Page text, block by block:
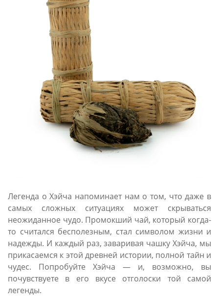
Легенда о Хэйча напоминает нам о том, что даже в
самых сложных ситуациях может скрываться
неожиданное чудо. Промокший чай, который когда-
то считался бесполезным, стал символом жизни и
надежды. И каждый раз, заваривая чашку Хэйча, мы
прикасаемся к этой древней истории, полной тайн и
чудес. Попробуйте Хэйча — и, возможно, вы
почувствуете в его вкусе отголоски той самой
легенды.